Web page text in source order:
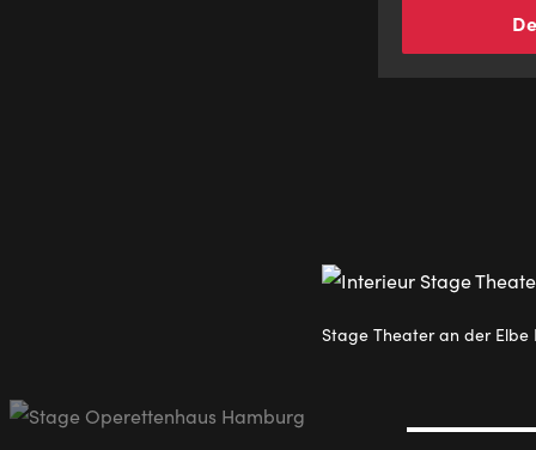
Stage Theater an der Elbe